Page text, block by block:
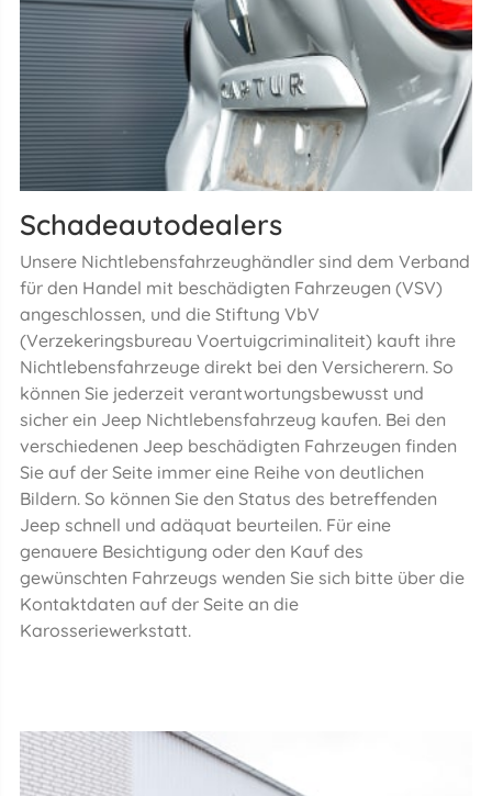
Schadeautodealers
Unsere Nichtlebensfahrzeughändler sind dem Verband
für den Handel mit beschädigten Fahrzeugen (VSV)
angeschlossen, und die Stiftung VbV
(Verzekeringsbureau Voertuigcriminaliteit) kauft ihre
Nichtlebensfahrzeuge direkt bei den Versicherern. So
können Sie jederzeit verantwortungsbewusst und
sicher ein Jeep Nichtlebensfahrzeug kaufen. Bei den
verschiedenen Jeep beschädigten Fahrzeugen finden
Sie auf der Seite immer eine Reihe von deutlichen
Bildern. So können Sie den Status des betreffenden
Jeep schnell und adäquat beurteilen. Für eine
genauere Besichtigung oder den Kauf des
gewünschten Fahrzeugs wenden Sie sich bitte über die
Kontaktdaten auf der Seite an die
Karosseriewerkstatt.